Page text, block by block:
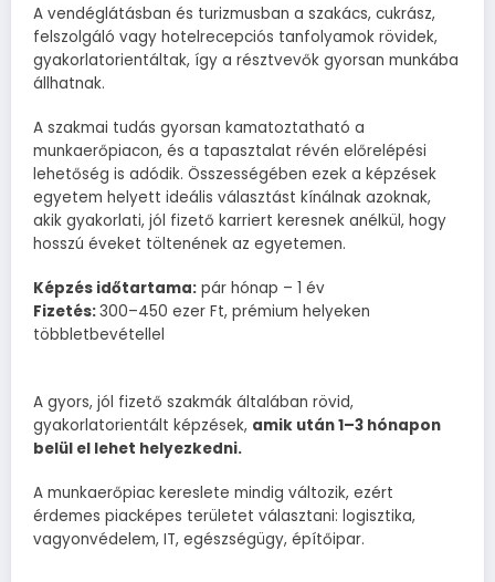
A vendéglátásban és turizmusban a szakács, cukrász,
felszolgáló vagy hotelrecepciós tanfolyamok rövidek,
gyakorlatorientáltak, így a résztvevők gyorsan munkába
állhatnak.
A szakmai tudás gyorsan kamatoztatható a
munkaerőpiacon, és a tapasztalat révén előrelépési
lehetőség is adódik. Összességében ezek a képzések
egyetem helyett ideális választást kínálnak azoknak,
akik gyakorlati, jól fizető karriert keresnek anélkül, hogy
hosszú éveket töltenének az egyetemen.
Képzés időtartama: pár hónap – 1 év
Fizetés:300–450 ezer Ft, prémium helyeken
többletbevétellel
A gyors, jól fizető szakmák általában rövid,
gyakorlatorientált képzések, amik után 1–3 hónapon
belül el lehet helyezkedni.
A munkaerőpiac kereslete mindig változik, ezért
érdemes piacképes területet választani: logisztika,
vagyonvédelem, IT, egészségügy, építőipar.